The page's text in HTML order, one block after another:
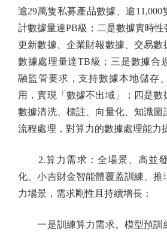
逾29萬隻私募產品數據、逾11,000
計數據量達PB級；二是數據實時
更新數據、企業財報數據、交易數
數據處理量達TB級；三是數據合
融監管要求，支持數據本地儲存
用，實現「數據不出域」；四是
數據清洗、標註、向量化、知識圖
流程處理，對算力的數據處理能力
2.算力需求：全場景、高並發
化。小吉財金智能體覆蓋訓練、推
力場景，需求剛性且持續增長：
一是訓練算力需求。模型預訓